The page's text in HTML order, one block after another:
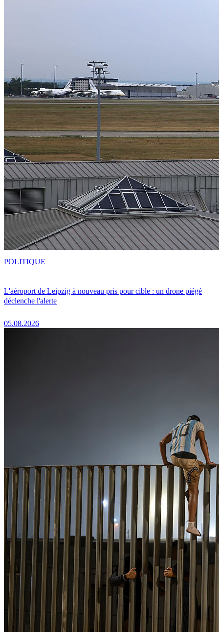
L'aéroport de Leipzig à nouveau pris pour cible : un drone piégé
déclenche l'alerte
05.08.2026
POLITIQUE